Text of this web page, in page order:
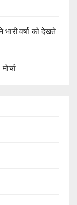
वर्षा को देखते